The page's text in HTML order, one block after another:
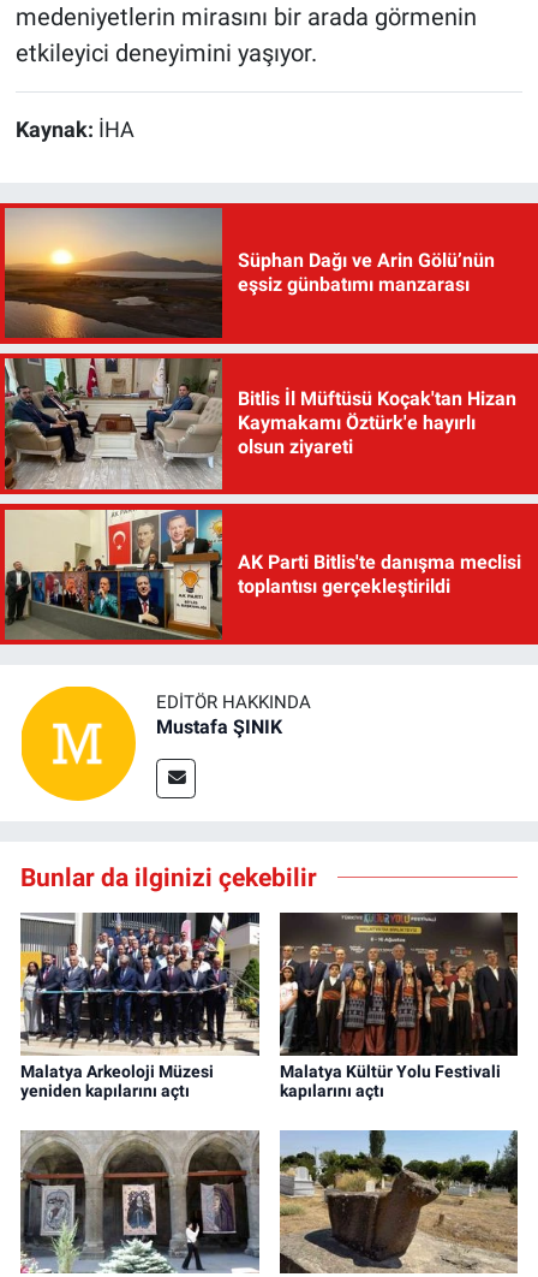
medeniyetlerin mirasını bir arada görmenin
etkileyici deneyimini yaşıyor.
Kaynak: İHA
Süphan Dağı ve Arin Gölü’nün
eşsiz günbatımı manzarası
Bitlis İl Müftüsü Koçak'tan Hizan
Kaymakamı Öztürk'e hayırlı
olsun ziyareti
AK Parti Bitlis'te danışma meclisi
toplantısı gerçekleştirildi
EDITÖR HAKKINDA
Mustafa ŞINIK
Bunlar da ilginizi çekebilir
Malatya Arkeoloji Müzesi
yeniden kapılarını açtı
Malatya Kültür Yolu Festivali
kapılarını açtı